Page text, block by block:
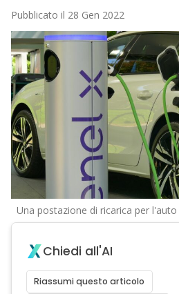
Pubblicato il 28 Gen 2022
Una postazione di ricarica per
Chiedi all'AI
Riassumi questo articolo